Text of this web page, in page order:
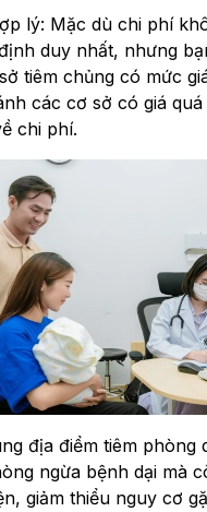
lý: Mặc dù chi phí
duy nhất, nhưng
tiêm chủng có mức
các cơ sở có giá
chi phí.
địa điểm tiêm phòng
ngừa bệnh dại mà
giảm thiểu nguy cơ